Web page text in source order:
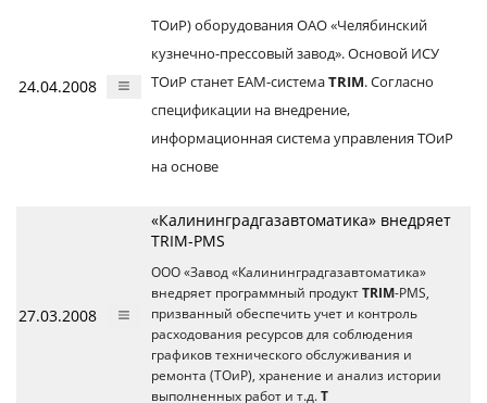
24.04.2008
ТОиР) оборудования ОАО «Челябинский
кузнечно-прессовый завод». Основой ИСУ
ТОиР станет EAM-системаTRIM. Согласно
спецификации на внедрение,
информационная система управления ТОиР
на основе
27.03.2008
«Калининградгазавтоматика» внедряет
TRIM-PMS
ООО «Завод «Калининградгазавтоматика»
внедряет программный продукт TRIM-PMS,
призванный обеспечить учет и контроль
расходования ресурсов для соблюдения
графиков технического обслуживания и
ремонта (ТОиР), хранение и анализ истории
выполненных работ и т.д. T